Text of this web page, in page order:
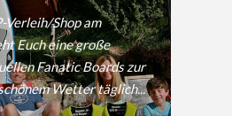
Verleih/Shop am
Euch eine große
Fanatic Boards zur
Wetter täglich...